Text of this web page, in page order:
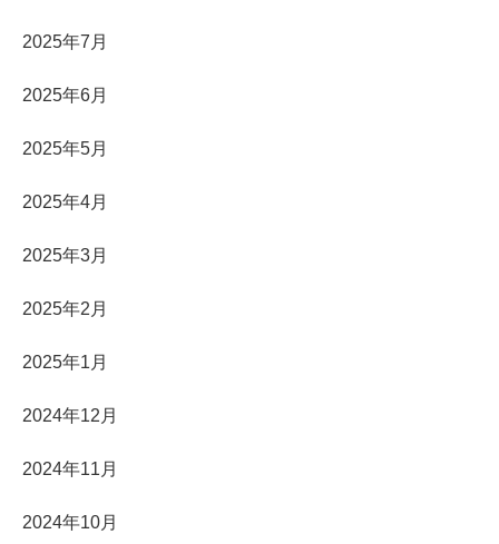
2025年7月
2025年6月
2025年5月
2025年4月
2025年3月
2025年2月
2025年1月
2024年12月
2024年11月
2024年10月